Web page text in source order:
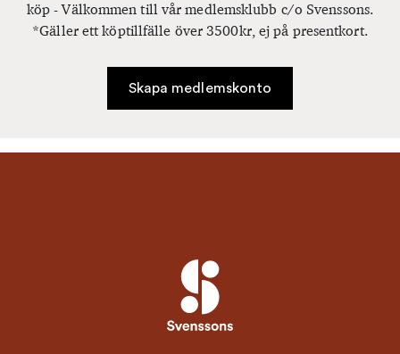
köp - Välkommen till vår medlemsklubb c/o Svenssons.
*Gäller ett köptillfälle över 3500kr, ej på presentkort.
Skapa medlemskonto